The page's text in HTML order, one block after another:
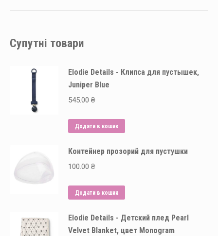
Супутні товари
Elodie Details - Клипса для пустышек,
Juniper Blue
545.00 ₴
Додати в кошик
Контейнер прозорий для пустушки
100.00 ₴
Додати в кошик
Elodie Details - Детский плед Pearl
Velvet Blanket, цвет Monogram